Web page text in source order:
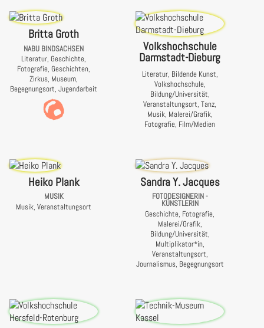
Britta Groth
NABU BINDSACHSEN
Literatur, Geschichte,
Fotografie, Geschichten,
Zirkus, Museum,
Begegnungsort, Jugendarbeit
Volkshochschule
Darmstadt-Dieburg
Literatur, Bildende Kunst,
Volkshochschule,
Bildung/Universität,
Veranstaltungsort, Tanz,
Musik, Malerei/Grafik,
Fotografie, Film/Medien
Heiko Plank
MUSIK
Musik, Veranstaltungsort
Sandra Y. Jacques
FOTODESIGNERIN -
KÜNSTLERIN
Geschichte, Fotografie,
Malerei/Grafik,
Bildung/Universität,
Multiplikator*in,
Veranstaltungsort,
Journalismus, Begegnungsort